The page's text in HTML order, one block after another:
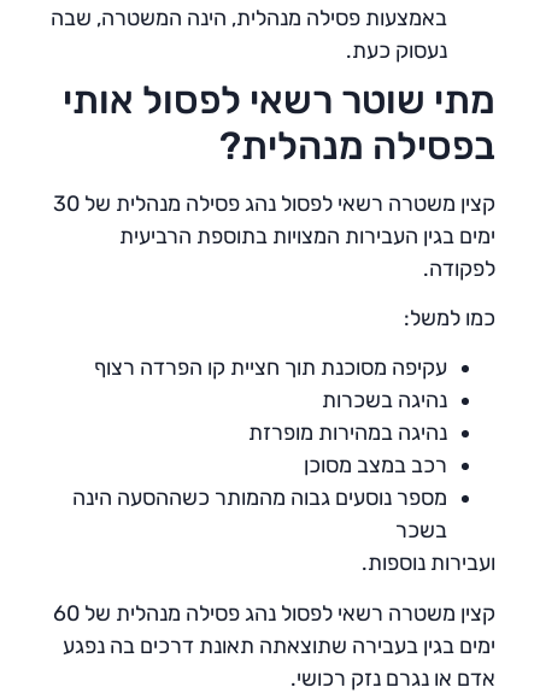
באמצעות פסילה מנהלית, הינה המשטרה, שבה
נעסוק כעת.
מתי שוטר רשאי לפסול אותי
בפסילה מנהלית?
קצין משטרה רשאי לפסול נהג פסילה מנהלית של 30
ימים בגין העבירות המצויות בתוספת הרביעית
לפקודה.
כמו למשל:
עקיפה מסוכנת תוך חציית קו הפרדה רצוף
נהיגה בשכרות
נהיגה במהירות מופרזת
רכב במצב מסוכן
מספר נוסעים גבוה מהמותר כשההסעה הינה
בשכר
ועבירות נוספות.
קצין משטרה רשאי לפסול נהג פסילה מנהלית של 60
ימים בגין בעבירה שתוצאתה תאונת דרכים בה נפגע
אדם או נגרם נזק רכושי.